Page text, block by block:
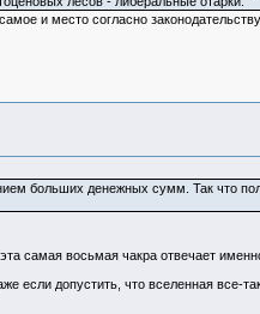
и место согласно
больших денежных сумм. Так что
самая восьмая чакра отвечает
допустить, что вселенная все-